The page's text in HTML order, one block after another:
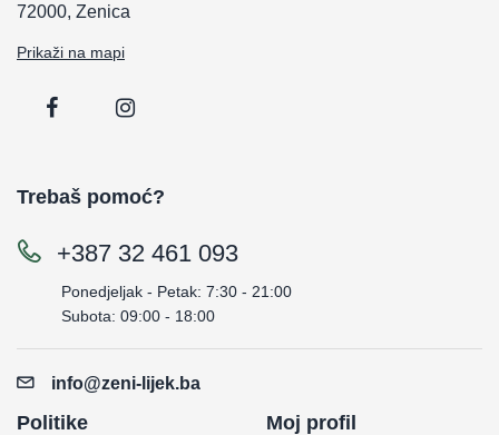
72000, Zenica
Prikaži na mapi
Trebaš pomoć?
+387 32 461 093
Ponedjeljak - Petak: 7:30 - 21:00
Subota: 09:00 - 18:00
info@zeni-lijek.ba
Politike Moj profil